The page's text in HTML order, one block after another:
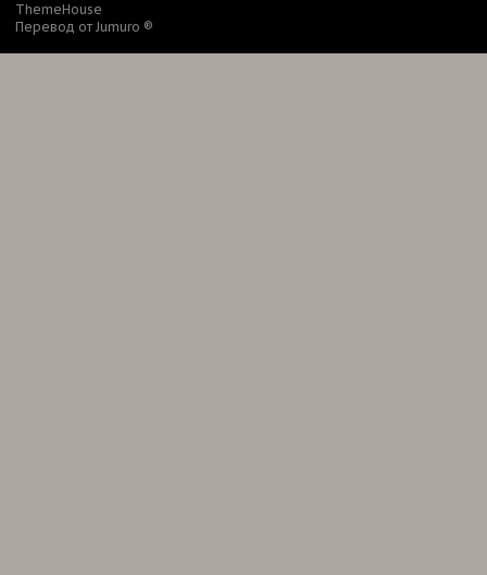
ThemeHouse
Перевод от Jumuro ®